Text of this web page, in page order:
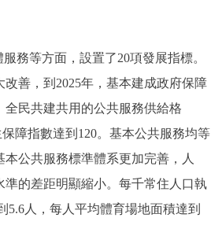
等方面，設置了20項發展指標。
善，到2025年，基本建成政府保障
全民共建共用的公共服務供給格
保障指數達到120。基本公共服務均等
公共服務標準體系更加完善，人
準的差距明顯縮小。每千常住人口執
5.6人，每人平均體育場地面積達到